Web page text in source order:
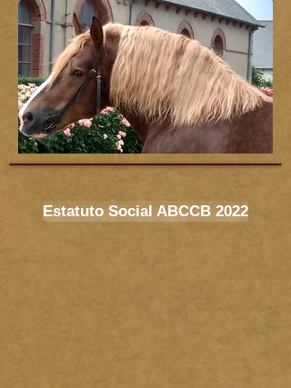
Estatuto Social ABCCB 2022